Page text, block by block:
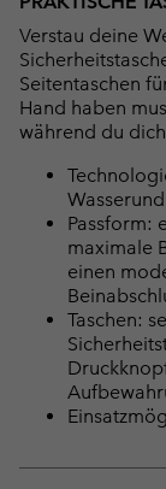
Verstau deine
Seitentaschen
Hand haben
während du
Passform:
maximale
einen
Taschen: